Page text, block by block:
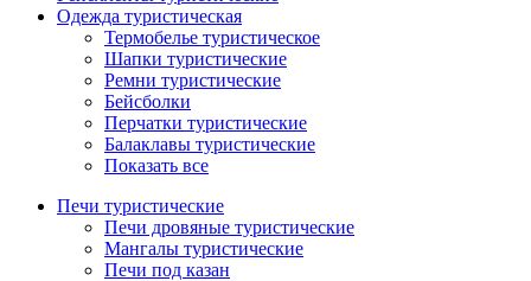
Одежда туристическая
Термобелье туристическое
Шапки туристические
Ремни туристические
Бейсболки
Перчатки туристические
Балаклавы туристические
Показать все
Печи туристические
Печи дровяные туристические
Мангалы туристические
Печи под казан